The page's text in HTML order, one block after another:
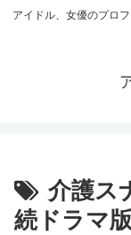
アイドル、女優のプロ
介護ス
続ドラマ版